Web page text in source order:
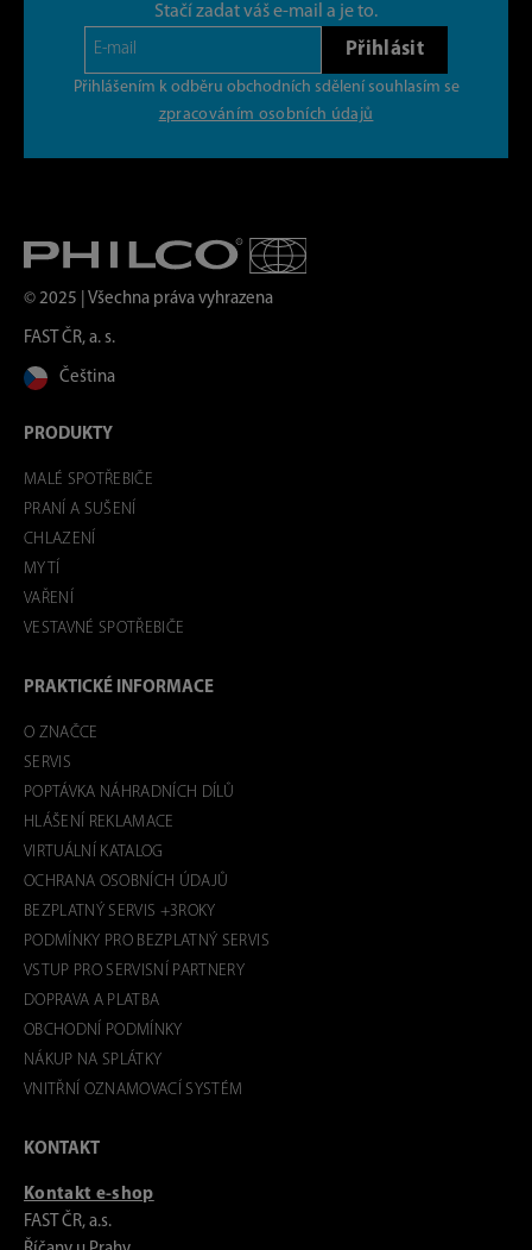
Stačí zadat váš e-mail a je to.
Přihlásit
Přihlášením k odběru obchodních sdělení souhlasím se
zpracováním osobních údajů
© 2025 | Všechna práva vyhrazena
FAST ČR, a. s.
Čeština
PRODUKTY
MALÉ SPOTŘEBIČE
PRANÍ A SUŠENÍ
CHLAZENÍ
MYTÍ
VAŘENÍ
VESTAVNÉ SPOTŘEBIČE
PRAKTICKÉ INFORMACE
O ZNAČCE
SERVIS
POPTÁVKA NÁHRADNÍCH DÍLŮ
HLÁŠENÍ REKLAMACE
VIRTUÁLNÍ KATALOG
OCHRANA OSOBNÍCH ÚDAJŮ
BEZPLATNÝ SERVIS +3ROKY
PODMÍNKY PRO BEZPLATNÝ SERVIS
VSTUP PRO SERVISNÍ PARTNERY
DOPRAVA A PLATBA
OBCHODNÍ PODMÍNKY
NÁKUP NA SPLÁTKY
VNITŘNÍ OZNAMOVACÍ SYSTÉM
KONTAKT
Kontakt e-shop
FAST ČR, a.s.